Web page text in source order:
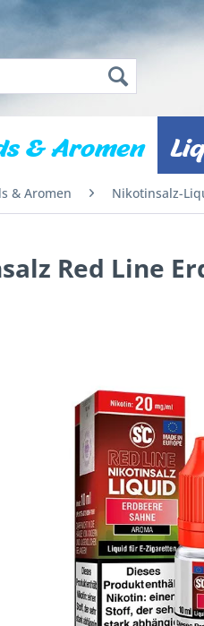
& Aromen
& Aromen Nikotinsalz-
Red Line